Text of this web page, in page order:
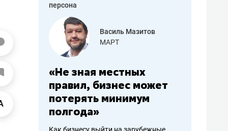
персона
работа
Василь Мазитов
МАРТ
«Не зная местных
правил, бизнес может
потерять минимум
полгода»